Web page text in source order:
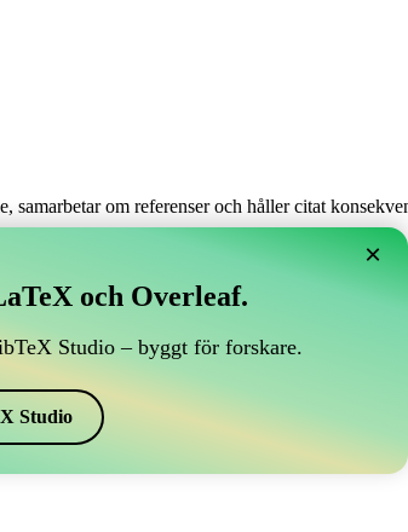
samarbetar om referenser och håller citat
kopplar till Overleaf?
till Overleaf?”
kan CiteDrive vara perfekt! Det låter dig samla
letar efter ett enkelt sätt att hantera din
×
och Overleaf.
Studio – byggt för forskare.
Studio